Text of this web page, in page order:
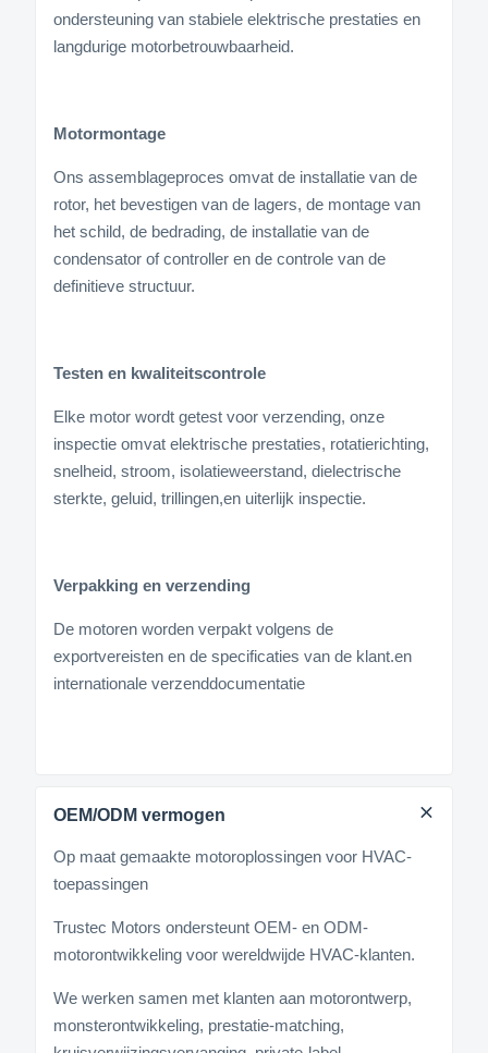
ondersteuning van stabiele elektrische prestaties en
langdurige motorbetrouwbaarheid.
Motormontage
Ons assemblageproces omvat de installatie van de
rotor, het bevestigen van de lagers, de montage van
het schild, de bedrading, de installatie van de
condensator of controller en de controle van de
definitieve structuur.
Testen en kwaliteitscontrole
Elke motor wordt getest voor verzending, onze
inspectie omvat elektrische prestaties, rotatierichting,
snelheid, stroom, isolatieweerstand, dielectrische
sterkte, geluid, trillingen,en uiterlijk inspectie.
Verpakking en verzending
De motoren worden verpakt volgens de
exportvereisten en de specificaties van de klant.en
internationale verzenddocumentatie
OEM/ODM vermogen
Op maat gemaakte motoroplossingen voor HVAC-
toepassingen
Trustec Motors ondersteunt OEM- en ODM-
motorontwikkeling voor wereldwijde HVAC-klanten.
We werken samen met klanten aan motorontwerp,
monsterontwikkeling, prestatie-matching,